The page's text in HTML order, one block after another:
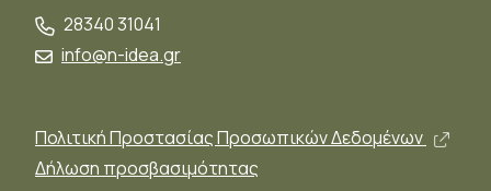
28340 31041
info@n-idea.gr
Πολιτική Προστασίας Προσωπικών Δεδομένων
Δήλωση προσβασιμότητας